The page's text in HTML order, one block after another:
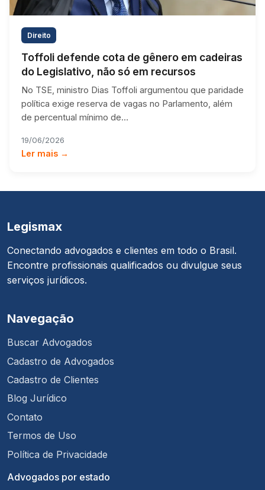
Direito
Toffoli defende cota de gênero em cadeiras
do Legislativo, não só em recursos
No TSE, ministro Dias Toffoli argumentou que paridade
política exige reserva de vagas no Parlamento, além
de percentual mínimo de…
19/06/2026
Ler mais →
Legismax
Conectando advogados e clientes em todo o Brasil.
Encontre profissionais qualificados ou divulgue seus
serviços jurídicos.
Navegação
Buscar Advogados
Cadastro de Advogados
Cadastro de Clientes
Blog Jurídico
Contato
Termos de Uso
Política de Privacidade
Advogados por estado